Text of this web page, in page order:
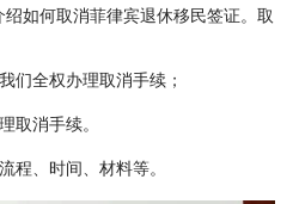
绍如何取消菲律宾退休移民签证。取
们全权办理取消手续；
取消手续。
程、时间、材料等。